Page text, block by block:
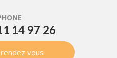
14 97 26
vous